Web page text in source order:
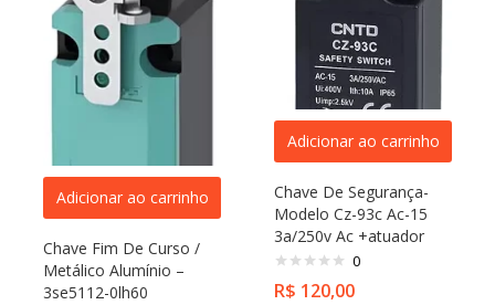
Adicionar ao carrinho
Chave Fim De Curso /
Metálico Alumínio –
3se5112-0lh60
Adicionar ao carrinho
Chave De Segurança-
Modelo Cz-93c Ac-15
3a/250v Ac +atuador
0
R$ 120,00